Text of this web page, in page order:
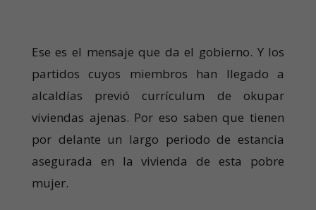
Ese es el mensaje que da el gobierno. Y los
partidos cuyos miembros han llegado a
alcaldías previó currículum de okupar
viviendas ajenas. Por eso saben que tienen
por delante un largo periodo de estancia
asegurada en la vivienda de esta pobre
mujer.